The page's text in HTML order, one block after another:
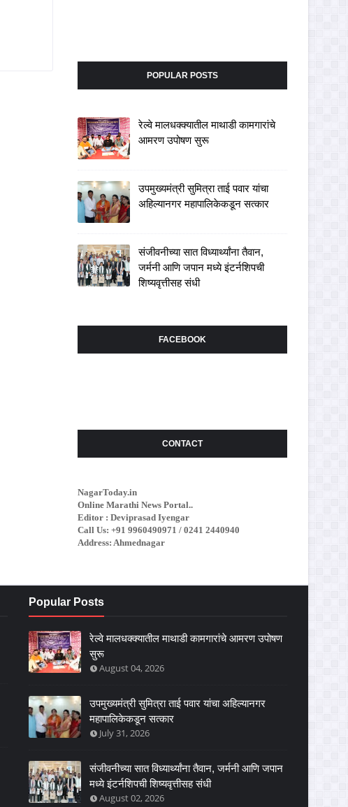
POPULAR POSTS
रेल्वे मालधक्क्यातील माथाडी कामगारांचे
आमरण उपोषण सुरू
उपमुख्यमंत्री सुमित्रा ताई पवार यांचा
अहिल्यानगर महापालिकेकडून सत्कार
संजीवनीच्या सात विध्यार्थ्यांना तैवान,
जर्मनी आणि जपान मध्ये इंटर्नशिपची
शिष्यवृत्तीसह संधी
FACEBOOK
CONTACT
NagarToday.in
Online Marathi News Portal..
Editor : Deviprasad Iyengar
Call Us: +91 9960490971 / 0241 2440940
Address: Ahmednagar
Popular Posts
रेल्वे मालधक्क्यातील माथाडी कामगारांचे आमरण उपोषण
सुरू
August 04, 2026
उपमुख्यमंत्री सुमित्रा ताई पवार यांचा अहिल्यानगर
महापालिकेकडून सत्कार
July 31, 2026
संजीवनीच्या सात विध्यार्थ्यांना तैवान, जर्मनी आणि जपान
मध्ये इंटर्नशिपची शिष्यवृत्तीसह संधी
August 02, 2026